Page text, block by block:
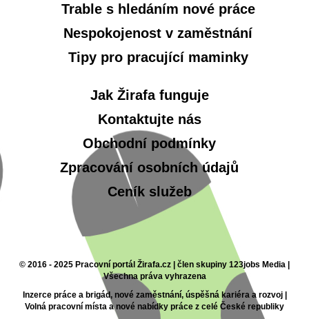
Trable s hledáním nové práce
Nespokojenost v zaměstnání
Tipy pro pracující maminky
Jak Žirafa funguje
Kontaktujte nás
Obchodní podmínky
Zpracování osobních údajů
Ceník služeb
© 2016 - 2025 Pracovní portál Žirafa.cz | člen skupiny 123jobs Media |
Všechna práva vyhrazena
Inzerce práce a brigád, nové zaměstnání, úspěšná kariéra a rozvoj |
Volná pracovní místa a nové nabídky práce z celé České republiky